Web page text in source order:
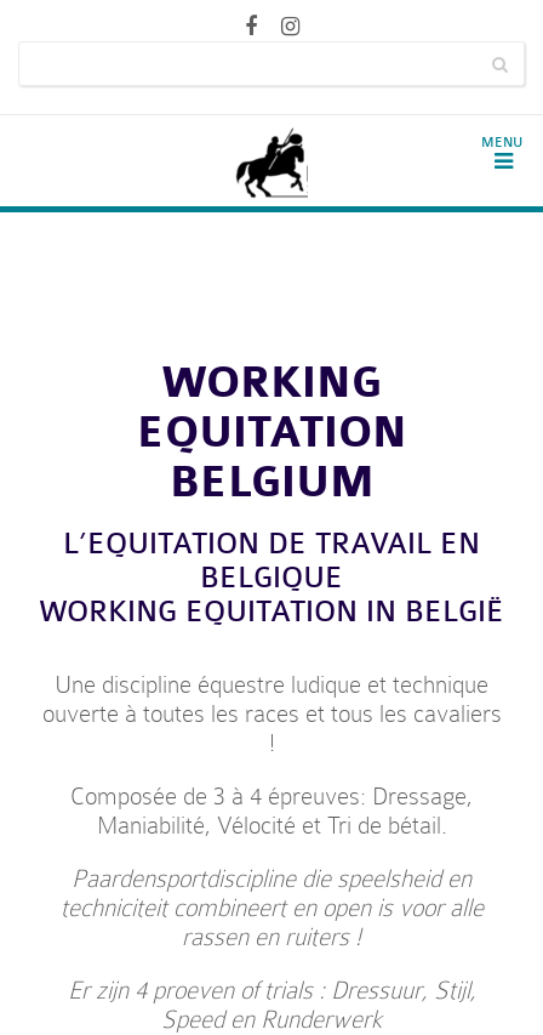
WORKING
EQUITATION
BELGIUM
L’EQUITATION DE TRAVAIL EN
BELGIQUE
WORKING EQUITATION IN BELGIË
Une discipline équestre ludique et technique
ouverte à toutes les races et tous les cavaliers
!
Composée de 3 à 4 épreuves: Dressage,
Maniabilité, Vélocité et Tri de bétail.
Paardensportdiscipline die speelsheid en
techniciteit combineert en open is voor alle
rassen en ruiters !
Er zijn 4 proeven of trials : Dressuur, Stijl,
Speed en Runderwerk